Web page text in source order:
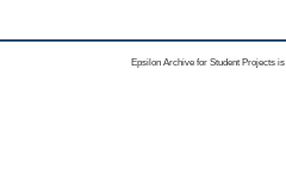
Epsilon Archive for Student Projects is